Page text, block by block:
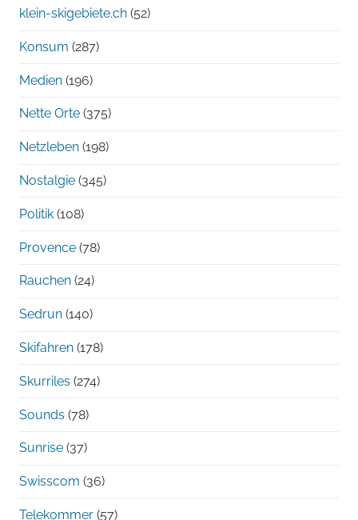
klein-skigebiete.ch (52)
Konsum (287)
Medien (196)
Nette Orte (375)
Netzleben (198)
Nostalgie (345)
Politik (108)
Provence (78)
Rauchen (24)
Sedrun (140)
Skifahren (178)
Skurriles (274)
Sounds (78)
Sunrise (37)
Swisscom (36)
Telekommer (57)